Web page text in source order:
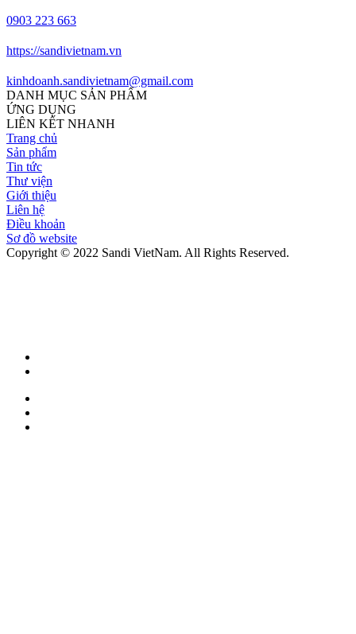
0903 223 663
https://sandivietnam.vn
kinhdoanh.sandivietnam@gmail.com
DANH MỤC SẢN PHẨM
ỨNG DỤNG
LIÊN KẾT NHANH
Trang chủ
Sản phẩm
Tin tức
Thư viện
Giới thiệu
Liên hệ
Điều khoản
Sơ đồ website
Copyright © 2022 Sandi VietNam. All Rights Reserved.